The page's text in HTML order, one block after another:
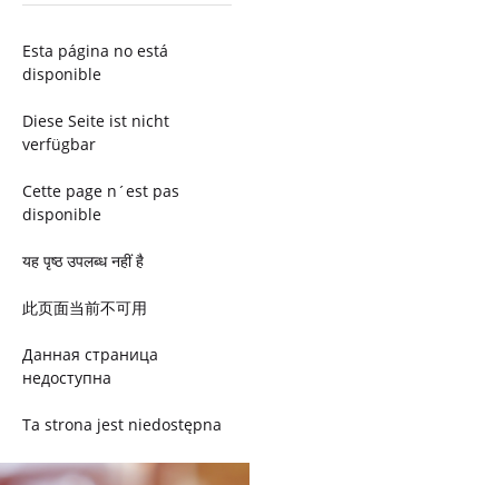
Esta página no está
disponible
Diese Seite ist nicht
verfügbar
Cette page n´est pas
disponible
यह पृष्ठ उपलब्ध नहीं है
此页面当前不可用
Данная страница
недоступна
Ta strona jest niedostępna
Trang này không có